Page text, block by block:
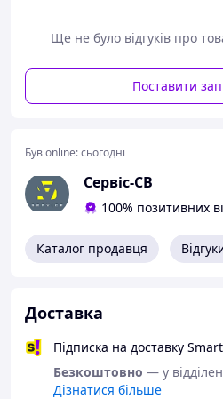
Ще не було відгуків про
Поставити
Був online:сьогодні
Сервіс-СВ
100% позитивних
Каталог продавця
Доставка
Підписка на доставку Smart
Безкоштовно — у
Дізнатися більше